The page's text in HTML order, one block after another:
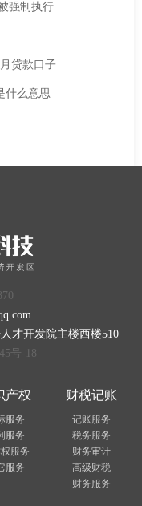
强制执行
贷款口子
什么意思
才开发院主楼西楼510
号-18
产权
服务
服务
服务
服务
财税记账
记账服务
税务服务
财务审计
高级财税
财务服务